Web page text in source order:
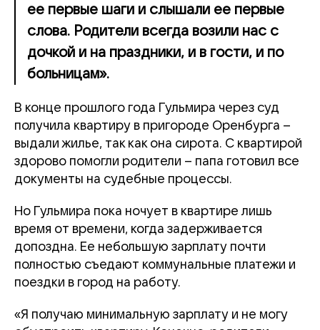
ее первые шаги и слышали ее первые
слова. Родители всегда возили нас с
дочкой и на праздники, и в гости, и по
больницам».
В конце прошлого года Гульмира через суд
получила квартиру в пригороде Оренбурга –
выдали жилье, так как она сирота. С квартирой
здорово помогли родители – папа готовил все
документы на судебные процессы.
Но Гульмира пока ночует в квартире лишь
время от времени, когда задерживается
допоздна. Ее небольшую зарплату почти
полностью съедают коммунальные платежи и
поездки в город на работу.
«Я получаю минимальную зарплату и не могу